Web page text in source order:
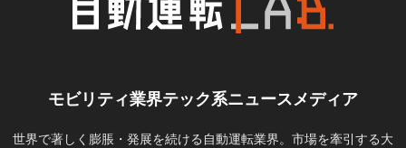
モビリティ業界テック系ニュースメディア
世界で著しく膨脹・発展を続ける自動運転業界。市場を牽引する大